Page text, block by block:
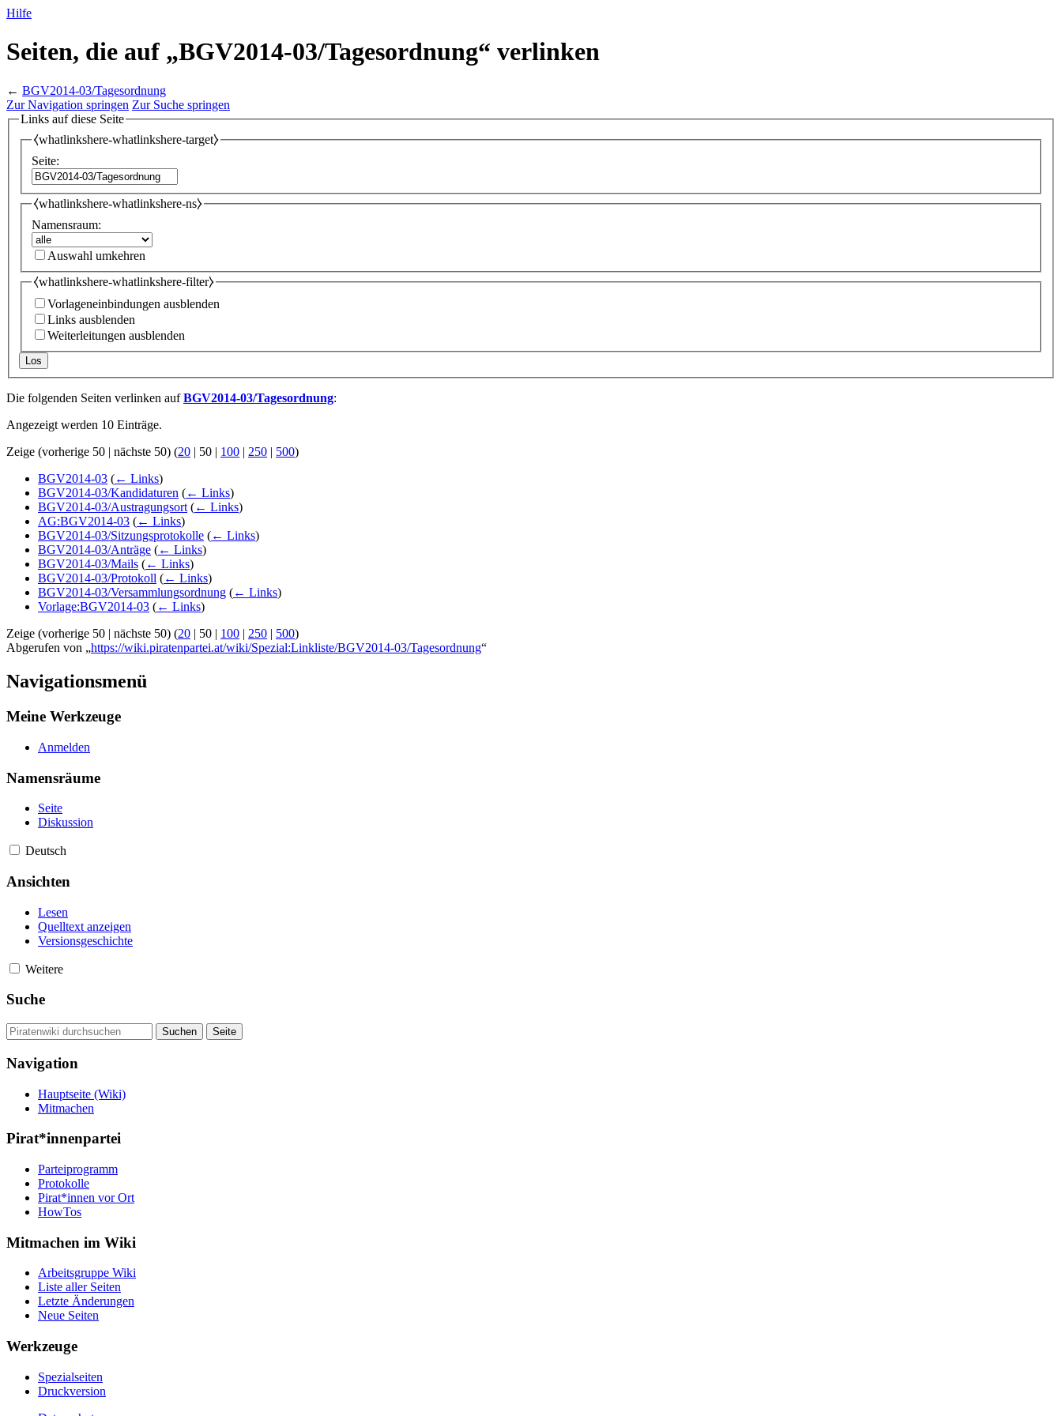
Hilfe
Seiten, die auf „BGV2014-03/Tagesordnung“ verlinken
← BGV2014-03/Tagesordnung
Zur Navigation springen Zur Suche springen
Links auf diese Seite
⧼whatlinkshere-whatlinkshere-target⧽
Seite:
⧼whatlinkshere-whatlinkshere-ns⧽
Namensraum:
Auswahl umkehren
⧼whatlinkshere-whatlinkshere-filter⧽
Vorlageneinbindungen ausblenden
Links ausblenden
Weiterleitungen ausblenden
Los
Die folgenden Seiten verlinken aufBGV2014-03/Tagesordnung:
Angezeigt werden 10 Einträge.
Zeige (vorherige 50 | nächste 50) (20 | 50 | 100 | 250 | 500)
BGV2014-03 (← Links)
BGV2014-03/Kandidaturen (← Links)
BGV2014-03/Austragungsort (← Links)
AG:BGV2014-03 (← Links)
BGV2014-03/Sitzungsprotokolle (← Links)
BGV2014-03/Anträge (← Links)
BGV2014-03/Mails (← Links)
BGV2014-03/Protokoll (← Links)
BGV2014-03/Versammlungsordnung (← Links)
Vorlage:BGV2014-03 (← Links)
Zeige (vorherige 50 | nächste 50) (20 | 50 | 100 | 250 | 500)
Abgerufen von „https://wiki.piratenpartei.at/wiki/Spezial:Linkliste/BGV2014-03/Tagesordnung“
Navigationsmenü
Meine Werkzeuge
Anmelden
Namensräume
Seite
Diskussion
Deutsch
Ansichten
Lesen
Quelltext anzeigen
Versionsgeschichte
Weitere
Suche
Navigation
Hauptseite (Wiki)
Mitmachen
Pirat*innenpartei
Parteiprogramm
Protokolle
Pirat*innen vor Ort
HowTos
Mitmachen im Wiki
Arbeitsgruppe Wiki
Liste aller Seiten
Letzte Änderungen
Neue Seiten
Werkzeuge
Spezialseiten
Druckversion